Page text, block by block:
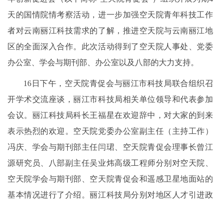
天的国情院情考察活动，进一步加强空天院青年科技工作
者对云南丽江科技需求的了解，推进空天院与云南丽江地
区的全面深入合作。此次活动得到了空天院人事处、党委
办公室、学会与期刊部、办公室以及八部的大力支持。
16日下午，空天院青促会与丽江市科技局联合组织召
开学术交流座谈，丽江市科技局相关单位领导和代表参加
会议。丽江科技局科长王福星在欢迎辞中，对大家的到来
表示热烈的欢迎。空天院党委办公室副主任（主持工作）
冯庆、学会与期刊部主任闫珺、空天院青促会理事长曾江
源研究员、八部副主任吴业炜高级工程师分别对空天院、
空天院学会与期刊部、空天院青促会和遥感卫星地面站的
基本情况进行了介绍。丽江科技局分别对地区人才引进政